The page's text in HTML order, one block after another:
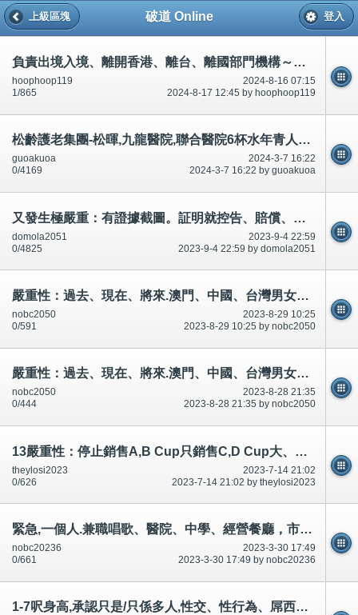
破道 Online
上級區塊 登入
負責出境入境、離開香港、離台、離國部門機構～求助～緊急～看完/睇完明白
2024-8-16 07:15
hoophoop119
2024-8-17 12:45 by hoophoop119
1/865
松齡護老集團-松暉,九龍醫院,聯合醫院6杯水年青人廁所/小便6次。入/送院，醫生/院缺水/唔標準水。200個標題話題
2024-3-7 16:22
guoakuoa
2024-3-7 16:22 by guoakuoa
0/4169
又發生極嚴重：有證據截圖。証明就控告、賠償、盡量離開香港,又不處理/唔處理。騙財騙色,緊急
2023-9-4 22:59
domola2051
2023-9-4 22:59 by domola2051
0/4825
嚴重性：過去、現在、將來.澳門、中國、台灣男女家長、學生，求助-及改為三輪機車/電單車,害怕-公開
2023-8-29 10:25
nobc2050
2023-8-29 10:25 by nobc2050
0/591
嚴重性：過去、現在、將來.澳門、中國、台灣男女家長、學生，求助-及改為三輪機車/電單車,害怕-公開
2023-8-28 21:35
nobc2050
2023-8-28 21:35 by nobc2050
0/444
13嚴重性：停止銷售A,B Cup只銷售C,D Cup大、加大尺碼胸圍,罩杯。電影院/戲院取消單人座位。因為型男、叻仔律師
2023-7-14 21:02
theylosi2023
2023-7-14 21:02 by theylosi2023
0/626
緊急,一個人.兼職唱歌、醫院、中學、經營餐廳，市民失業/無工作,應該死-目的大性行為、大性交、磨豆腐～公開
2023-3-30 17:49
nobc20236
2023-3-30 17:49 by nobc20236
0/661
1-7呎身高,承認只是/只係多人,性交、性行為、屌西都需要穿著警察制服多人!否則無得有型！